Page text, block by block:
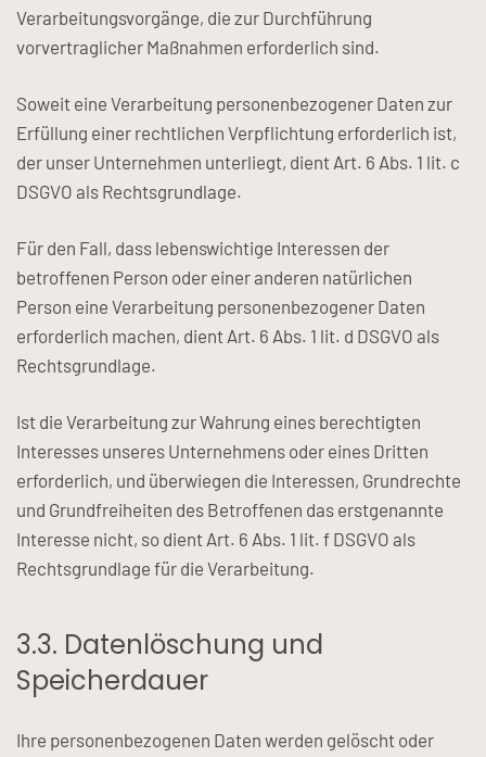
Verarbeitungsvorgänge, die zur Durchführung
vorvertraglicher Maßnahmen erforderlich sind.
Soweit eine Verarbeitung personenbezogener Daten zur
Erfüllung einer rechtlichen Verpflichtung erforderlich ist,
der unser Unternehmen unterliegt, dient Art. 6 Abs. 1 lit. c
DSGVO als Rechtsgrundlage.
Für den Fall, dass lebenswichtige Interessen der
betroffenen Person oder einer anderen natürlichen
Person eine Verarbeitung personenbezogener Daten
erforderlich machen, dient Art. 6 Abs. 1 lit. d DSGVO als
Rechtsgrundlage.
Ist die Verarbeitung zur Wahrung eines berechtigten
Interesses unseres Unternehmens oder eines Dritten
erforderlich, und überwiegen die Interessen, Grundrechte
und Grundfreiheiten des Betroffenen das erstgenannte
Interesse nicht, so dient Art. 6 Abs. 1 lit. f DSGVO als
Rechtsgrundlage für die Verarbeitung.
3.3. Datenlöschung und
Speicherdauer
Ihre personenbezogenen Daten werden gelöscht oder